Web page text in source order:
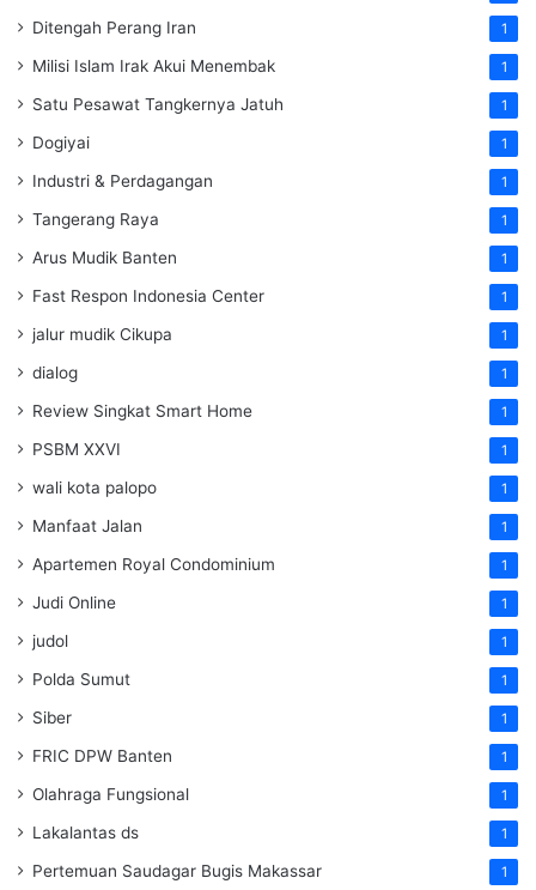
Ditengah Perang Iran 1
Milisi Islam Irak Akui Menembak 1
Satu Pesawat Tangkernya Jatuh 1
Dogiyai 1
Industri & Perdagangan 1
Tangerang Raya 1
Arus Mudik Banten 1
Fast Respon Indonesia Center 1
jalur mudik Cikupa 1
dialog 1
Review Singkat Smart Home 1
PSBM XXVI 1
wali kota palopo 1
Manfaat Jalan 1
Apartemen Royal Condominium 1
Judi Online 1
judol 1
Polda Sumut 1
Siber 1
FRIC DPW Banten 1
Olahraga Fungsional 1
Lakalantas ds 1
Pertemuan Saudagar Bugis Makassar 1